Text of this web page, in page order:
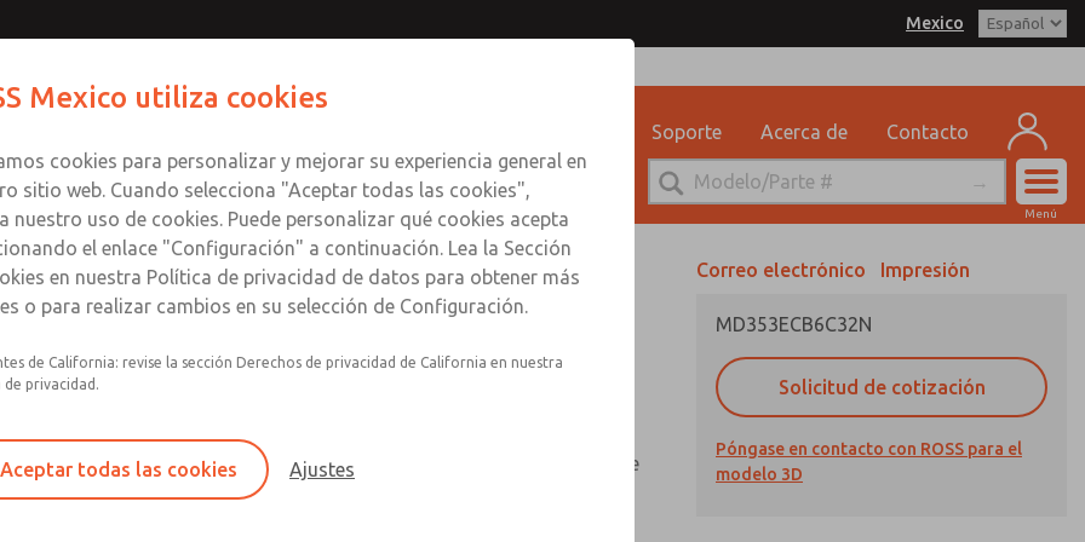
Mexico
Soporte Acerca de Contacto
Menú
Filtro individual, regulador, lubricador
Recipiente de plástico de policarbonato con protector de
acero contra roturas, recipiente de aluminio con mirilla de
nailon transparente o recipiente lubricador de aluminio
extendido con mirilla.
Correo electrónico Impresión
MD353ECB6C32N
Solicitud de cotización
Póngase en contacto con ROSS para el
modelo 3D
Enviar esta página por correo electrónico
Servicio Tecnico
1-888-TEK-ROSS
Mexico utiliza cookies
cookies para personalizar y mejorar su experiencia general en
sitio web. Cuando selecciona "Aceptar todas las cookies",
nuestro uso de cookies. Puede personalizar qué cookies acepta
el enlace "Configuración" a continuación. Lea la Sección
en nuestra Política de privacidad de datos para obtener más
o para realizar cambios en su selección de Configuración.
de California: revise la sección Derechos de privacidad de California en nuestra
de privacidad.
Aceptar todas las cookies Ajustes